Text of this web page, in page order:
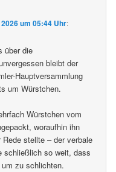
um 05:44 Uhr:
über die
bleibt der
Hauptversammlung
um Würstchen.
Würstchen vom
woraufhin ihn
stellte – der verbale
schließlich so weit, dass
zu schlichten.